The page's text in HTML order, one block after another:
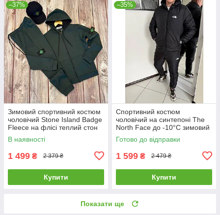
–37%
Зимовий спортивний костюм
чоловічий Stone Island Badge
Fleece на флісі теплий стон
айленд хакі
В наявності
1 499 ₴ 2 379 ₴
Купити
–35%
Спортивний костюм
чоловічий на синтепоні The
North Face до -10°C зимовий
теплий тнф чорний
Готово до відправки
1 599 ₴ 2 479 ₴
Купити
Показати ще